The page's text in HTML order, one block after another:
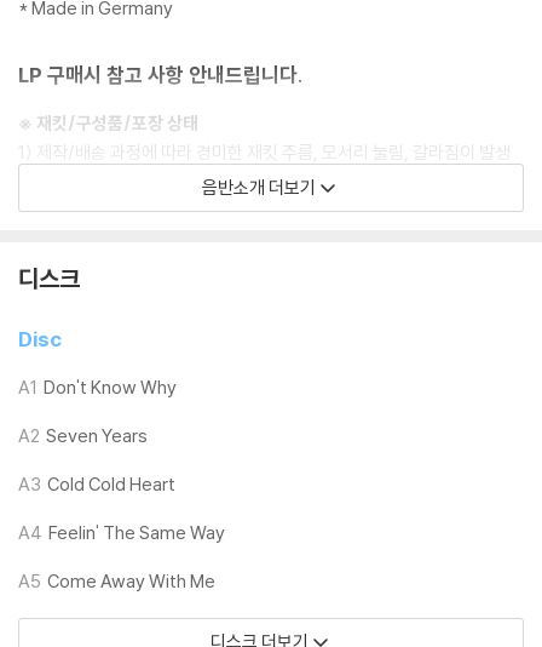
* Made in Germany
LP 구매시 참고 사항 안내드립니다.
※ 재킷/구성품/포장 상태
1) 제작/배송 과정에 따라 경미한 재킷 주름, 모서리 눌림, 갈라짐이 발생
할 수 있으며 속지(이너 슬리브)는 디스크와의 접촉으로 인해 갈라질 수
있습니다.
2) 디스크 라벨은 공정상 매끄럽게 부착되지 않을 수도 있으며 겉포장 비
닐은 품질보증대상이 아닙니다.
3) 일본 제작 LP는 대부분 겉비닐이 밀봉되어 있지 않습니다.
1) 침압 조절 기능이 없는 턴테이블을 사용하시는 경우, (주로 올인원 형태
기기 문제로 인해 발생하는 재생 불량 현상에 대해서는 반품/교환이 불가
2) 디스크는 정전기와 먼지로 인해 재생이 원활하지 않은 경우가 있습니
다. 전용 제품으로 이를 제거하면 대부분 해결됩니다.
음반소개 더보기
디스크
Disc
A1 Don't Know Why
A2 Seven Years
A3 Cold Cold Heart
A4 Feelin' The Same Way
A5 Come Away With Me
디스크 더보기